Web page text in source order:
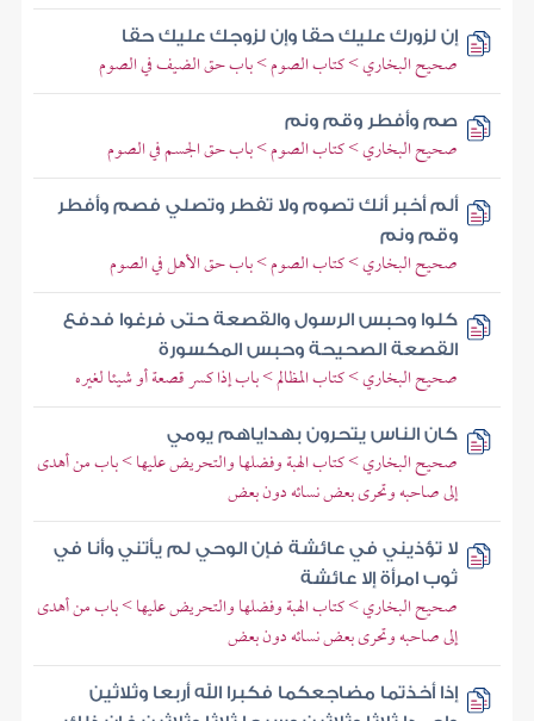
إن لزورك عليك حقا وإن لزوجك عليك حقا
صحيح البخاري > كتاب الصوم > باب حق الضيف في الصوم
صم وأفطر وقم ونم
صحيح البخاري > كتاب الصوم > باب حق الجسم في الصوم
ألم أخبر أنك تصوم ولا تفطر وتصلي فصم وأفطر
وقم ونم
صحيح البخاري > كتاب الصوم > باب حق الأهل في الصوم
كلوا وحبس الرسول والقصعة حتى فرغوا فدفع
القصعة الصحيحة وحبس المكسورة
صحيح البخاري > كتاب المظالم > باب إذا كسر قصعة أو شيئا لغيره
كان الناس يتحرون بهداياهم يومي
صحيح البخاري > كتاب الهبة وفضلها والتحريض عليها > باب من أهدى
إلى صاحبه وتحرى بعض نسائه دون بعض
لا تؤذيني في عائشة فإن الوحي لم يأتني وأنا في
ثوب امرأة إلا عائشة
صحيح البخاري > كتاب الهبة وفضلها والتحريض عليها > باب من أهدى
إلى صاحبه وتحرى بعض نسائه دون بعض
إذا أخذتما مضاجعكما فكبرا الله أربعا وثلاثين